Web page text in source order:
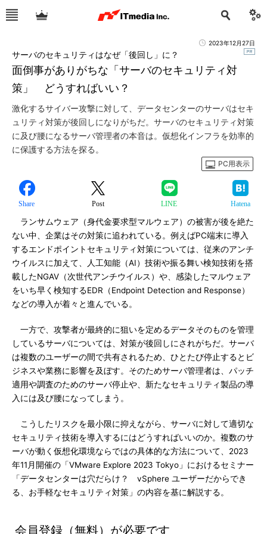
2023年12月27日
面倒事がありがちな「サーバのセキュリティ対
策」 どうすればいい？
サーバのセキュリティはなぜ「後回し」に？
激化するサイバー攻撃に対して、データセンターのサーバはセキ
ュリティ対策が後回しになりがちだ。サーバのセキュリティ対策
に及び腰になるサーバ管理者の本音は。仮想化インフラを効率的
に保護する方法を探る。
PC用表示
Share Post LINE Hatena
ランサムウェア（身代金要求型マルウェア）の被害が後を絶た
ない中、企業はその対策に追われている。例えばPC端末に導入
するエンドポイントセキュリティ対策については、従来のアンチ
ウイルスに加えて、人工知能（AI）技術や振る舞い検知技術を搭
載したNGAV（次世代アンチウイルス）や、感染したマルウェア
をいち早く検知するEDR（Endpoint Detection and Response）
などの導入が着々と進んでいる。
一方で、攻撃者が最終的に狙いを定めるデータそのものを管理
しているサーバについては、対策が後回しにされがちだ。サーバ
は複数のユーザーの間で共有されるため、ひとたび停止するとビ
ジネスや業務に影響を及ぼす。そのためサーバ管理者は、パッチ
適用や調査のためのサーバ停止や、新たなセキュリティ製品の導
入には及び腰になってしまう。
こうしたリスクを最小限に抑えながら、サーバに対して適切な
セキュリティ技術を導入するにはどうすればいいのか。複数のサ
ーバが動く仮想化環境ならではの具体的な方法について、2023
年11月開催の「VMware Explore 2023 Tokyo」におけるセミナー
「データセンターは穴だらけ？ vSphere ユーザーだからでき
る、お手軽なセキュリティ対策」の内容を基に解説する。
会員登録（無料）が必要です